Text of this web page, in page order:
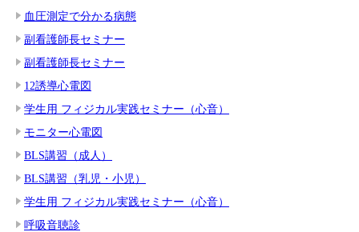
血圧測定で分かる病態
副看護師長セミナー
副看護師長セミナー
12誘導心電図
学生用 フィジカル実践セミナー（心音）
モニター心電図
BLS講習（成人）
BLS講習（乳児・小児）
学生用 フィジカル実践セミナー（心音）
呼吸音聴診